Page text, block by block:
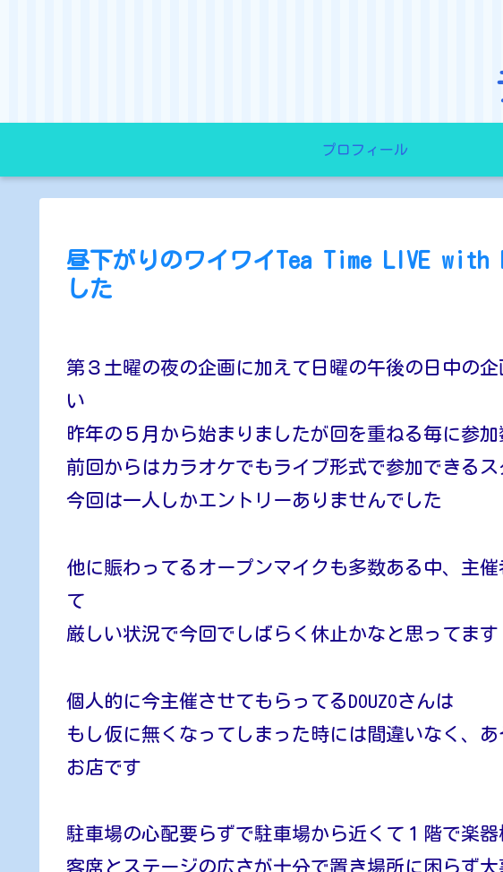
プロフィール
昼下がりのワイワイTea Time LIVE with
した
第３土曜の夜の企画に加えて日曜の午後の日中の
い
昨年の５月から始まりましたが回を重ねる毎に参
前回からはカラオケでもライブ形式で参加できる
今回は一人しかエントリーありませんでした
他に賑わってるオープンマイクも多数ある中、主
て
厳しい状況で今回でしばらく休止かなと思ってます
個人的に今主催させてもらってるDOUZOさんは
もし仮に無くなってしまった時には間違いなく、
お店です
駐車場の心配要らずで駐車場から近くて１階で楽
客席とステージの広さが十分で置き場所に困らず